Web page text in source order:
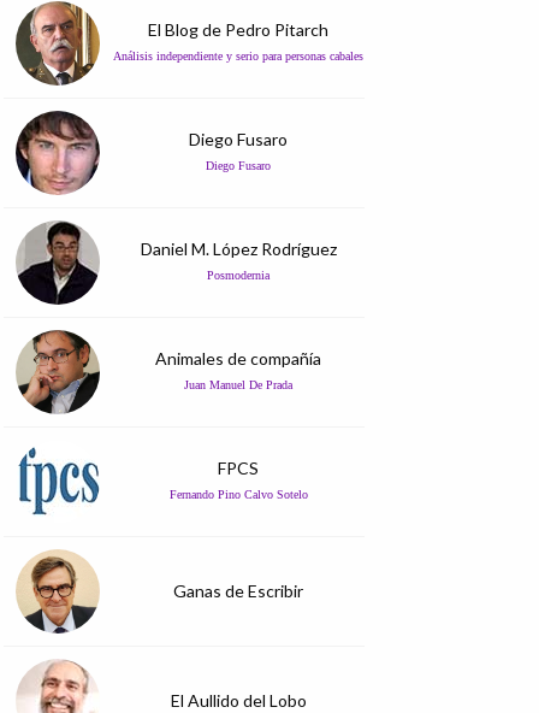
El Blog de Pedro Pitarch
Análisis independiente y serio para personas cabales
Diego Fusaro
Diego Fusaro
Daniel M. López Rodríguez
Posmodernia
Animales de compañía
Juan Manuel De Prada
FPCS
Fernando Pino Calvo Sotelo
Ganas de Escribir
El Aullido del Lobo